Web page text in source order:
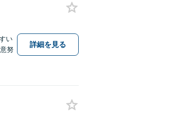
い
努
詳細を見る